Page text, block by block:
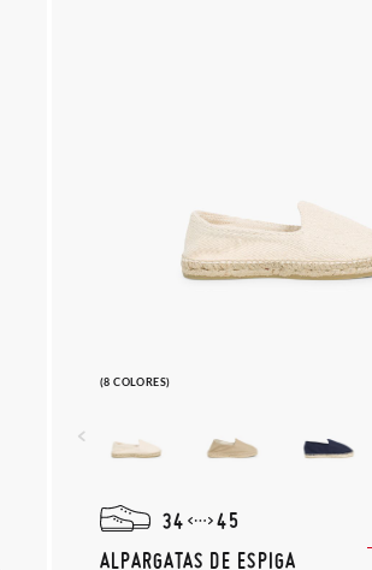
(8 COLORES)
34
45
ALPARGATAS DE ESPIGA